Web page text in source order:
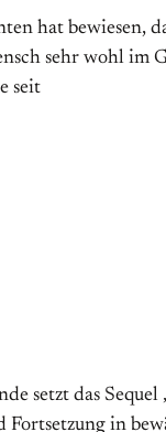
hat bewiesen,
sehr wohl im
seit
setzt das
Fortsetzung in